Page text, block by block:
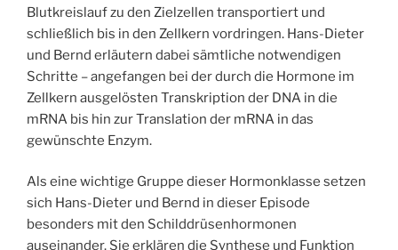
Blutkreislauf zu den Zielzellen transportiert und
schließlich bis in den Zellkern vordringen. Hans-Dieter
und Bernd erläutern dabei sämtliche notwendigen
Schritte – angefangen bei der durch die Hormone im
Zellkern ausgelösten Transkription der DNA in die
mRNA bis hin zur Translation der mRNA in das
gewünschte Enzym.
Als eine wichtige Gruppe dieser Hormonklasse setzen
sich Hans-Dieter und Bernd in dieser Episode
besonders mit den Schilddrüsenhormonen
auseinander. Sie erklären die Synthese und Funktion